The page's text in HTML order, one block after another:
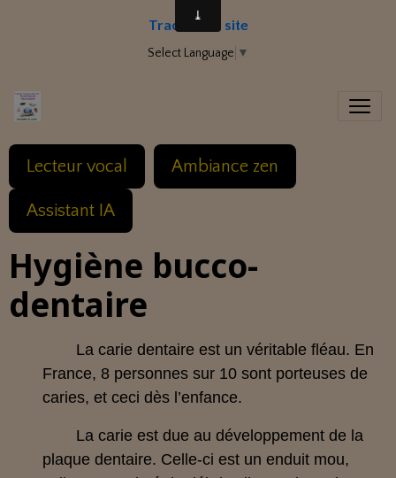
Traduire le site
Select Language ▼
Lecteur vocal Ambiance zen
Assistant IA
Hygiène bucco-
dentaire
La carie dentaire est un véritable fléau. En
France, 8 personnes sur 10 sont porteuses de
caries, et ceci dès l’enfance.
La carie est due au développement de la
plaque dentaire. Celle-ci est un enduit mou,